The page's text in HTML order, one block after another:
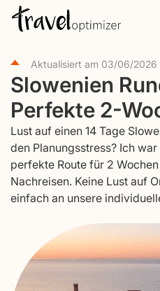
Aktualisiert am 03/06/2026
Slowenien
Perfekte 2-
Lust auf einen 14 Tage
den Planungsstress? Ich
perfekte Route für 2
Nachreisen. Keine Lust auf
einfach an unsere